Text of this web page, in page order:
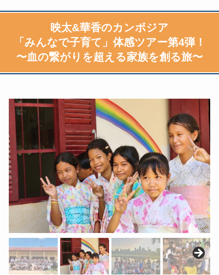
映太&華香のカンボジア
「みんなで子育て」体感ツアー第4弾！
〜血の繋がりを超える家族を創る旅〜